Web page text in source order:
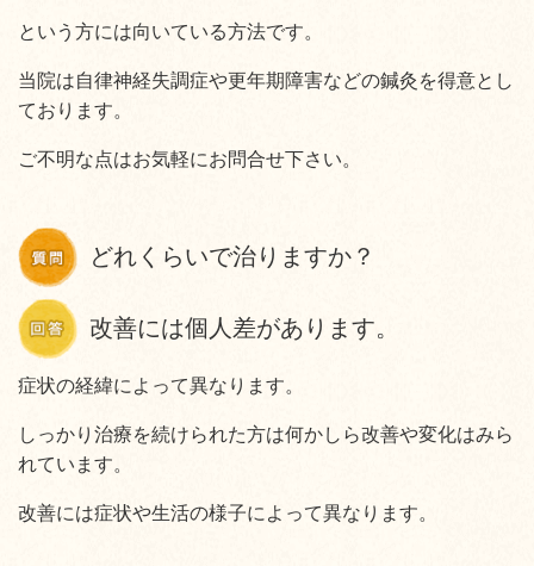
という方には向いている方法です。
当院は自律神経失調症や更年期障害などの鍼灸を得意とし
ております。
ご不明な点はお気軽にお問合せ下さい。
どれくらいで治りますか？
改善には個人差があります。
症状の経緯によって異なります。
しっかり治療を続けられた方は何かしら改善や変化はみら
れています。
改善には症状や生活の様子によって異なります。